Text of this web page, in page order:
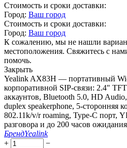
Стоимость и сроки доставки:
Город: Ваш город
Стоимость и сроки доставки:
Город: Ваш город
К сожалению, мы не нашли
местоположения. Свяжитесь с
помочь.
Закрыть
Yealink AX83H — портативный
корпоративной SIP-связи: 2.4"
аккаунтов, Bluetooth 5.0, HD
duplex speakerphone, 5-сторонняя
802.11k/v/r roaming, Type-C порт,
разговора и до 200 часов
БрендYealink
+
−